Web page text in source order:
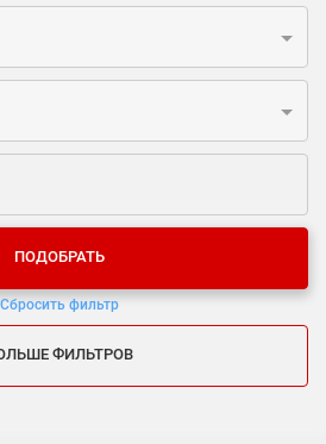
ПОДОБРАТЬ
Сбросить фильтр
ФИЛЬТРОВ